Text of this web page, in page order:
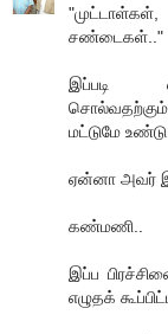
சண்டைகள்.."
இப்படி
மட்டுமே உண்டு..
ஏன்னா அவர்
கண்மணி..
இப்ப
எழுதக்